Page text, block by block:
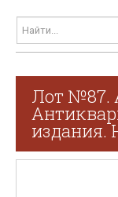
Лот №87.
издания.